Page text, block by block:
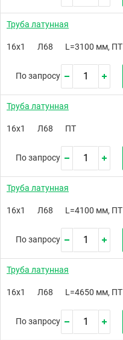
Труба латунная
16х1 Л68 L=3100 мм, ПТ
По запросу
Труба латунная
16х1 Л68 ПТ
По запросу
Труба латунная
16х1 Л68 L=4100 мм, ПТ
По запросу
Труба латунная
16х1 Л68 L=4650 мм, ПТ
По запросу